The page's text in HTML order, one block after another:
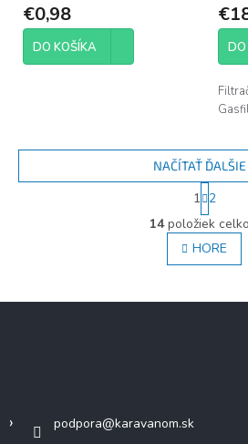
€0,98
DO KOŠÍKA DO
O
v
l
á
a
NAČÍTAŤ
S
t
r
á
n
k
v
1 2
14položiek
HORE
podpora@karavanom.sk